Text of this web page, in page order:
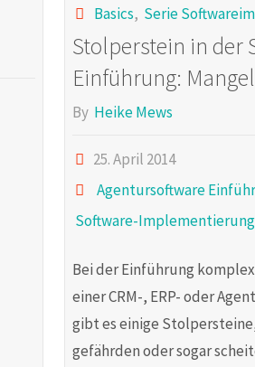
Basics, Serie
Stolperstein in der
Einführung:
By Heike Mews
25. April 2014
Agentursoftware
Software-Implementierung
Bei der Einführung
einer CRM-, ERP- oder
gibt es einige
gefährden oder sogar